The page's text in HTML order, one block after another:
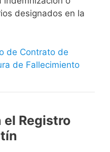
designados en la
de Contrato de
de Fallecimiento
Registro